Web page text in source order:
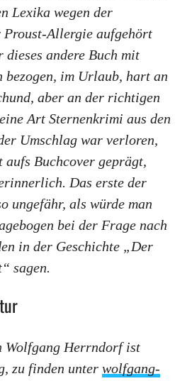
Lexika wegen der
Allergie aufgehört
dieses andere Buch mit
bezogen, im Urlaub, hart an
aber an der richtigen
Art Sternenkrimi aus den
Umschlag war verloren,
Buchcover geprägt,
Das erste der
ungefähr, als würde man
bei der Frage nach
in der Geschichte „Der
sagen.
Wolfgang Herrndorf ist
zu finden unter wolfgang-